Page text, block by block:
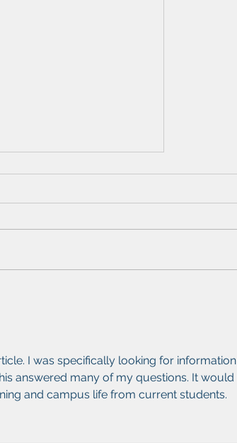
piękny blog
I was specifically looking for information
answered many of my questions. It would
and campus life from current students.